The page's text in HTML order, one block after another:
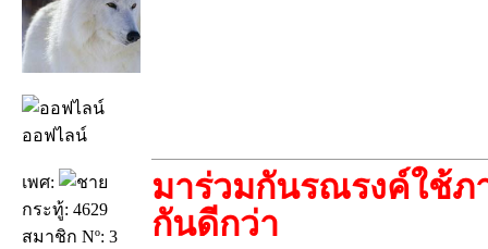
ออฟไลน์
เพศ:
กระทู้: 4629
สมาชิก Nº: 3
มาร่วมกันรณรงค์ใช้ภ
กันดีกว่า